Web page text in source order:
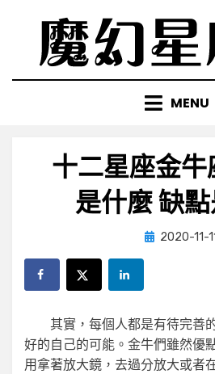
content
MENU
十二星座金
是什麼 缺
by小編
Posted
2020-11-
其實，每個人都是有待完善
好的自己的可能。金牛們雖然優
用拿著放大鏡，去過分放大或者